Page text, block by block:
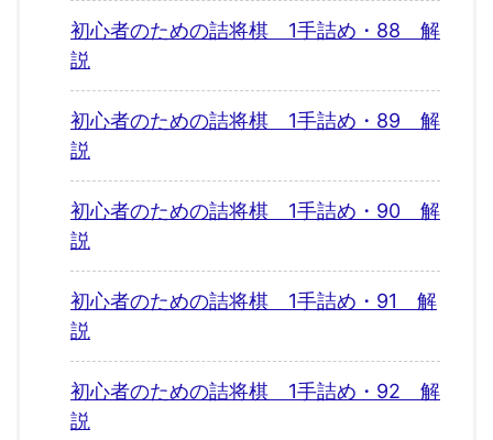
初心者のための詰将棋 1手詰め・88 解
説
初心者のための詰将棋 1手詰め・89 解
説
初心者のための詰将棋 1手詰め・90 解
説
初心者のための詰将棋 1手詰め・91 解
説
初心者のための詰将棋 1手詰め・92 解
説